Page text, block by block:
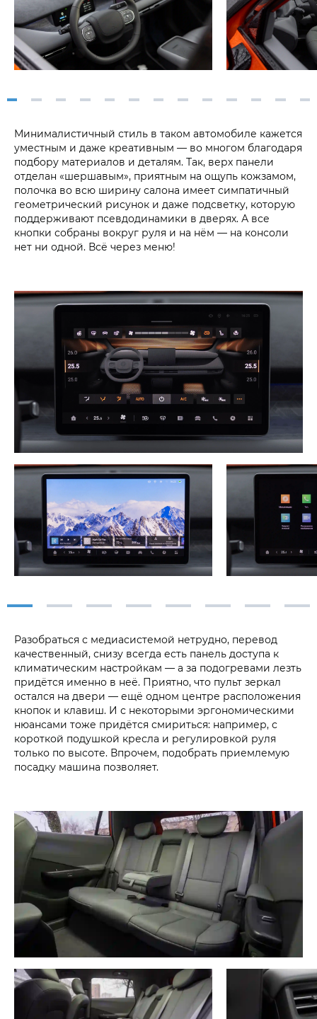
Минималистичный стиль в таком автомобиле кажется
уместным и даже креативным — во многом благодаря
подбору материалов и деталям. Так, верх панели
отделан «шершавым», приятным на ощупь кожзамом,
полочка во всю ширину салона имеет симпатичный
геометрический рисунок и даже подсветку, которую
поддерживают псевдодинамики в дверях. А все
кнопки собраны вокруг руля и на нём — на консоли
нет ни одной. Всё через меню!
Разобраться с медиасистемой нетрудно, перевод
качественный, снизу всегда есть панель доступа к
климатическим настройкам — а за подогревами лезть
придётся именно в неё. Приятно, что пульт зеркал
остался на двери — ещё одном центре расположения
кнопок и клавиш. И с некоторыми эргономическими
нюансами тоже придётся смириться: например, с
короткой подушкой кресла и регулировкой руля
только по высоте. Впрочем, подобрать приемлемую
посадку машина позволяет.